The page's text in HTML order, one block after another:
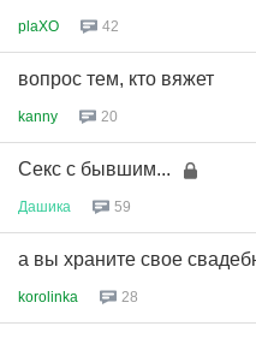
plaXO 42
вопрос тем, кто вяжет
kanny 20
Секс с бывшим...
Дашика 59
а вы храните свое
korolinka 28